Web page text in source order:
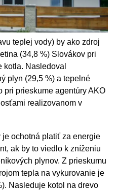
teplej vody) by ako zdroj
(34,8 %) Slovákov pri
kotla. Nasledoval
plyn (29,5 %) a tepelné
pri prieskume agentúry AKO
realizovanom v
ochotná platiť za energie
ak by to viedlo k zníženiu
plynov. Z prieskumu
tepla na vykurovanie je
Nasleduje kotol na drevo